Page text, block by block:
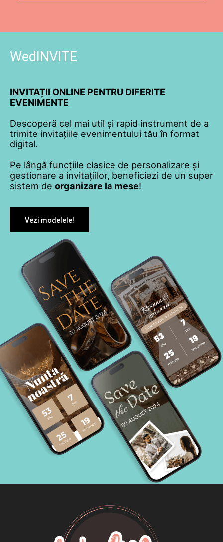
WedINVITE
INVITAȚII ONLINE PENTRU DIFERITE
EVENIMENTE
Descoperă cel mai util și rapid instrument de a
trimite invitațiile evenimentului tău în format
digital.
Pe lângă funcțiile clasice de personalizare și
gestionare a invitațiilor, beneficiezi de un super
sistem de organizare la mese!
Vezi modelele!